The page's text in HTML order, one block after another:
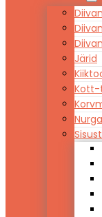
Järid
Kott-